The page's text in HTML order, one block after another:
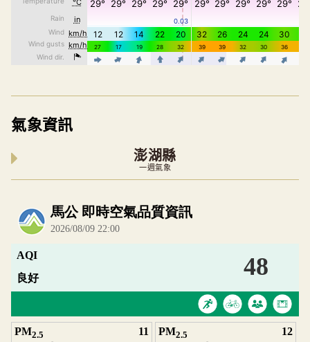
氣象資訊
澎湖縣
一週氣象
內嵌空氣品質小工具為視覺預覽，完整即時空